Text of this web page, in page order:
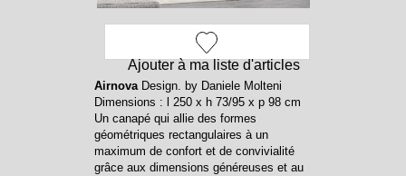
Ajouter à ma liste d'articles
AirnovaDesign. by Daniele Molteni
Dimensions : l 250 x h 73/95 x p 98 cm
Un canapé qui allie des formes
géométriques rectangulaires à un
maximum de confort et de convivialité
grâce aux dimensions généreuses et au